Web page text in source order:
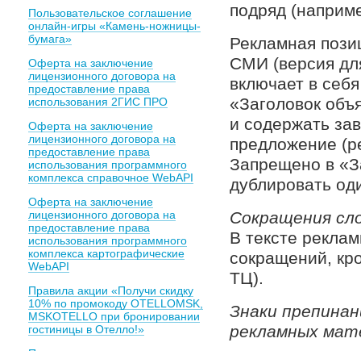
Пользовательское соглашение
онлайн-игры «Камень-ножницы-
бумага»
Оферта на заключение
лицензионного договора на
предоставление права
использования 2ГИС ПРО
Оферта на заключение
лицензионного договора на
предоставление права
использования программного
комплекса справочное WebAPI
Оферта на заключение
лицензионного договора на
предоставление права
использования программного
комплекса картографические
WebAPI
Правила акции «Получи скидку
10% по промокоду OTELLOMSK,
MSKOTELLO при бронировании
гостиницы в Отелло!»
подряд
Рекламная
СМИ (версия
включает в
«Заголовок
и содержать
предложение
Запрещено в
дублировать
Сокращения
В тексте
сокращений,
ТЦ).
Знаки
рекламных